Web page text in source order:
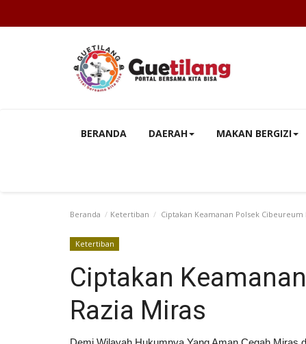
BERANDA DAERAH MAKAN BERGIZI
Beranda Ketertiban Ciptakan Keamanan Polsek Cibeureum
Ketertiban
Ciptakan
Razia Miras